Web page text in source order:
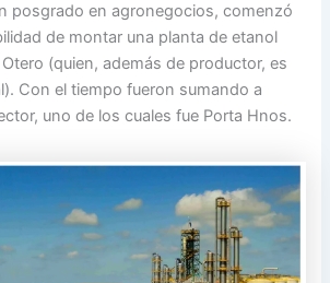
posgrado en agronegocios, comenzó
de montar una planta de etanol
(quien, además de productor, es
Con el tiempo fueron sumando a
uno de los cuales fue Porta Hnos.